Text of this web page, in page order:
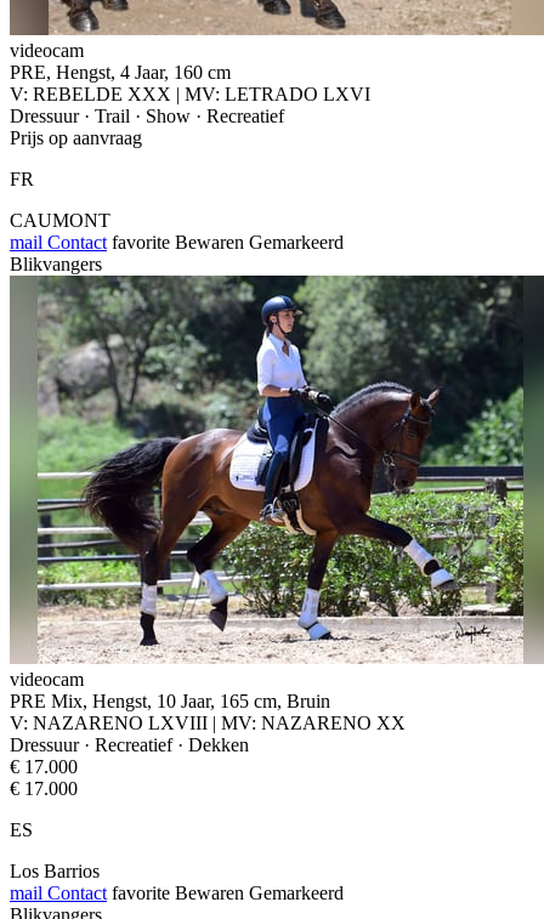
videocam
PRE, Hengst, 4 Jaar, 160 cm
V: REBELDE XXX | MV: LETRADO LXVI
Dressuur · Trail · Show · Recreatief
Prijs op aanvraag
FR
CAUMONT
mail Contact favorite Bewaren Gemarkeerd
Blikvangers
videocam
PRE Mix, Hengst, 10 Jaar, 165 cm, Bruin
V: NAZARENO LXVIII | MV: NAZARENO XX
Dressuur · Recreatief · Dekken
€ 17.000
€ 17.000
ES
Los Barrios
mail Contact favorite Bewaren Gemarkeerd
Blikvangers